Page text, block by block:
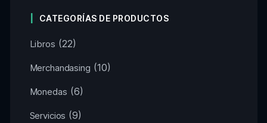
CATEGORÍAS DE PRODUCTOS
Libros (22)
Merchandasing (10)
Monedas (6)
Servicios (9)